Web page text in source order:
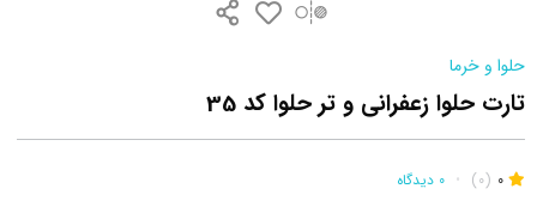
حلوا و خرما
تارت حلوا زعفرانی و تر حلوا کد 35
0
(0)
• 0 دیدگاه